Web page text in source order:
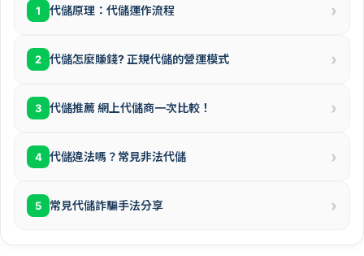
1 代儲原理：代儲運作流程 ›
2 代儲怎麼賺錢? 正規代儲的營運模式 ›
3 代儲推薦 網上代儲商一次比較！ ›
4 代儲違法嗎？常見非法代儲 ›
5 常見代儲詐騙手法分享 ›